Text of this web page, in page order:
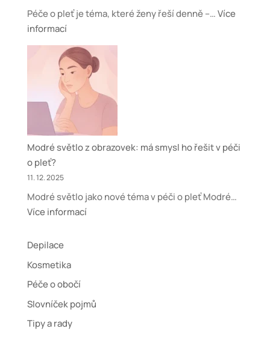
Péče o pleť je téma, které ženy řeší denně –…Více
informací:
Největší
kosmetické
mýty,
kterým
ženy
věří
Modré světlo z obrazovek: má smysl ho řešit v péči
o pleť?
11. 12. 2025
Modré světlo jako nové téma v péči o pleť Modré…
Více informací:
smysl
Depilace
Kosmetika
Péče o obočí
Slovníček pojmů
Tipy a rady